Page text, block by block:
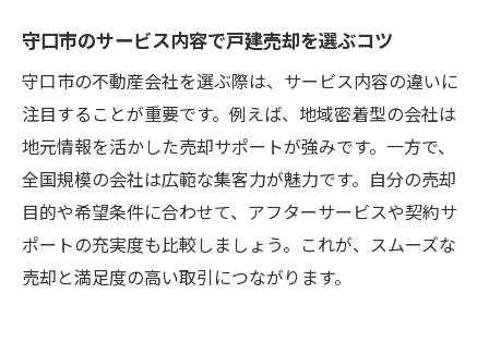
守口市のサービス内容で戸建売却を選ぶコツ
守口市の不動産会社を選ぶ際は、サービス内容の違いに
注目することが重要です。例えば、地域密着型の会社は
地元情報を活かした売却サポートが強みです。一方で、
全国規模の会社は広範な集客力が魅力です。自分の売却
目的や希望条件に合わせて、アフターサービスや契約サ
ポートの充実度も比較しましょう。これが、スムーズな
売却と満足度の高い取引につながります。